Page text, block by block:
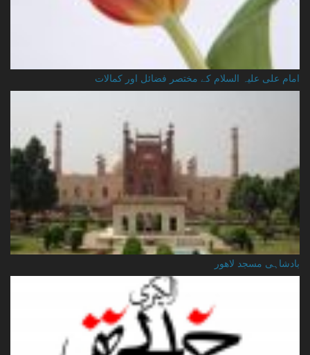
امام علی علیہ السلام کے مختصر فضائل اور کمالات
بادشاہی مسجد لاهور